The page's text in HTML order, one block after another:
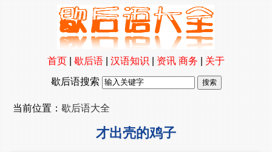
首页|歇后语|汉语知识|资讯 商务|关于
歇后语搜索
当前位置：歇后语大全
才出壳的鸡子